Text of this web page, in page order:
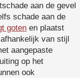
aan de gevel
schade aan de
goten en plaatst
van stijl
aangepaste
op het
ook